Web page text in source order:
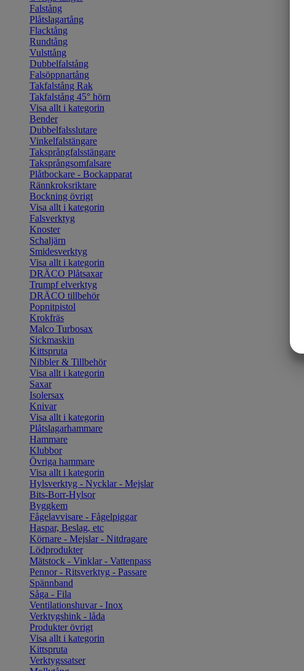
Falstång
Plåtslagartång
Flacktång
Rundtång
Vulsttång
Dubbelfalstång
Falsöppnartång
Takfalstång Rak
Takfalstång 45° hörn
Visa allt i kategorin
Bender
Dubbelfalsslutare
Vinkelfalstängare
Taksprångfalsstängare
Taksprångsomfalsare
Plåtbockare - Bockapparat
Rännkroksriktare
Bockning övrigt
Visa allt i kategorin
Falsverktyg
Knoster
Schaljärn
Smidesverktyg
Visa allt i kategorin
DRÄCO Plåtsaxar
Trumpf elverktyg
DRÄCO tillbehör
Popnitpistol
Krokfräs
Malco Turbosax
Sickmaskin
Kittspruta
Nibbler & Tillbehör
Visa allt i kategorin
Saxar
Isolersax
Knivar
Visa allt i kategorin
Plåtslagarhammare
Hammare
Klubbor
Övriga hammare
Visa allt i kategorin
Hylsverktyg - Nycklar - Mejslar
Bits-Borr-Hylsor
Byggkem
Fågelavvisare - Fågelpiggar
Haspar, Beslag, etc
Körnare - Mejslar - Nitdragare
Lödprodukter
Mätstock - Vinklar - Vattenpass
Pennor - Ritsverktyg - Passare
Spännband
Såga - Fila
Ventilationshuvar - Inox
Verktygshink - låda
Produkter övrigt
Visa allt i kategorin
Kittspruta
Verktygssatser